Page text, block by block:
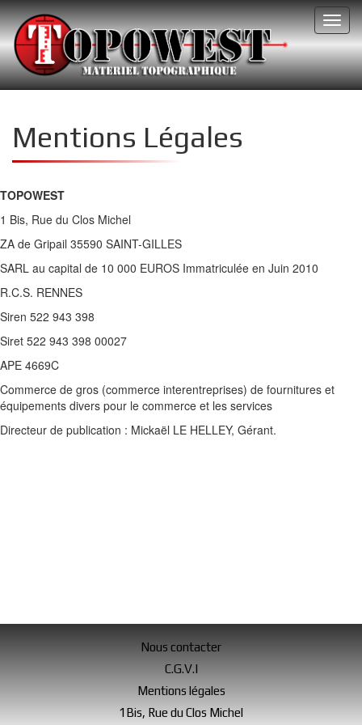
Mentions Légales
TOPOWEST
1 Bis, Rue du Clos Michel
ZA de Gripail 35590 SAINT-GILLES
SARL au capital de 10 000 EUROS Immatriculée en Juin 2010
R.C.S. RENNES
Siren 522 943 398
Siret 522 943 398 00027
APE 4669C
Commerce de gros (commerce interentreprises) de fournitures et
équipements divers pour le commerce et les services
Directeur de publication : Mickaël LE HELLEY, Gérant.
Nous contacter
C.G.V.I
Mentions légales
1Bis, Rue du Clos Michel